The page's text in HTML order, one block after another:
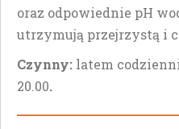
oraz odpowiednie pH
utrzymują przejrzystą i
Czynny: latem
20.00.